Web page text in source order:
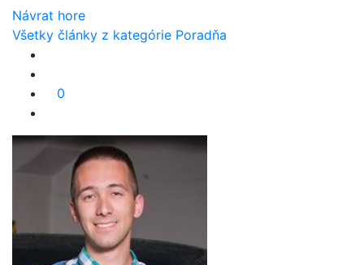
Návrat hore
Všetky články z kategórie Poradňa
0